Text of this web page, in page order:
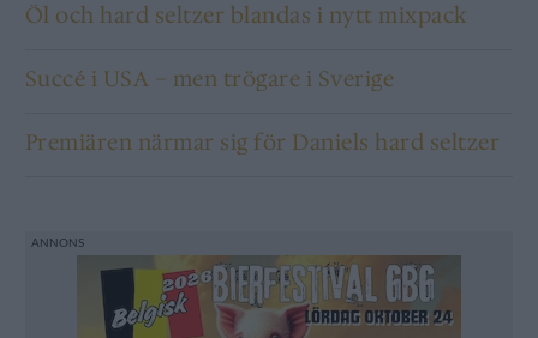
Öl och hard seltzer blandas i nytt mixpack
Succé i USA – men trögare i Sverige
Premiären närmar sig för Daniels hard seltzer